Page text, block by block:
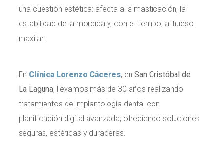
una cuestión estética: afecta a la masticación, la
estabilidad de la mordida y, con el tiempo, al hueso
maxilar.
En Clínica Lorenzo Cáceres, en San Cristóbal de
La Laguna, llevamos más de 30 años realizando
tratamientos de implantología dental con
planificación digital avanzada, ofreciendo soluciones
seguras, estéticas y duraderas.